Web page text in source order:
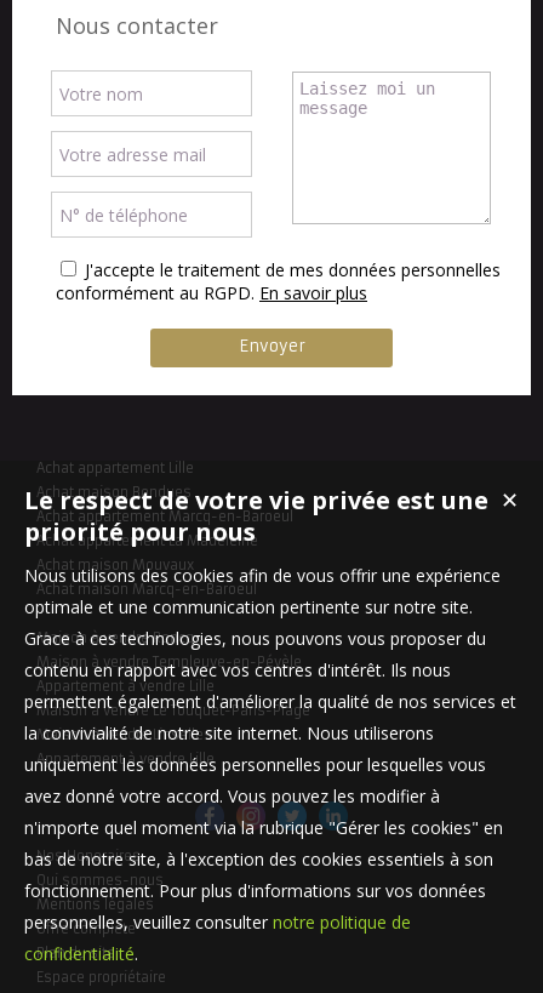
Nous contacter
J'accepte le traitement de mes données personnelles
conformément au RGPD. En savoir plus
Achat appartement Lille
Achat maison Bondues
Achat appartement Marcq-en-Baroeul
Achat appartement La Madeleine
Achat maison Mouvaux
Achat maison Marcq-en-Baroeul
Maison à vendre Roncq
Maison à vendre Templeuve-en-Pévèle
Appartement à vendre Lille
Maison à vendre Le Touquet-Paris-Plage
Maison à vendre Linselles
Appartement à vendre Lille
Nos Honoraires
Qui sommes-nous
Mentions légales
Offre complète
Plan du site
Espace propriétaire
✕
Le respect de votre vie privée est une
priorité pour nous
Nous utilisons des cookies afin de vous offrir une expérience
optimale et une communication pertinente sur notre site.
Grace à ces technologies, nous pouvons vous proposer du
contenu en rapport avec vos centres d'intérêt. Ils nous
permettent également d'améliorer la qualité de nos services et
la convivialité de notre site internet. Nous utiliserons
uniquement les données personnelles pour lesquelles vous
avez donné votre accord. Vous pouvez les modifier à
n'importe quel moment via la rubrique "Gérer les cookies" en
bas de notre site, à l'exception des cookies essentiels à son
fonctionnement. Pour plus d'informations sur vos données
personnelles, veuillez consulter notre politique de
confidentialité.